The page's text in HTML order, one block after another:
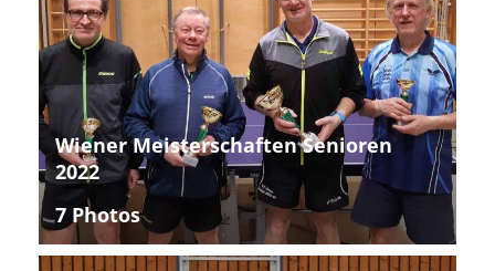
Wiener Meisterschaften Senioren
2022
7 Photos